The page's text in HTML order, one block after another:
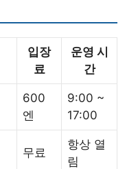
입장
료
운영 시
간
600
엔
9:00 ~
17:00
무료
항상 열
림